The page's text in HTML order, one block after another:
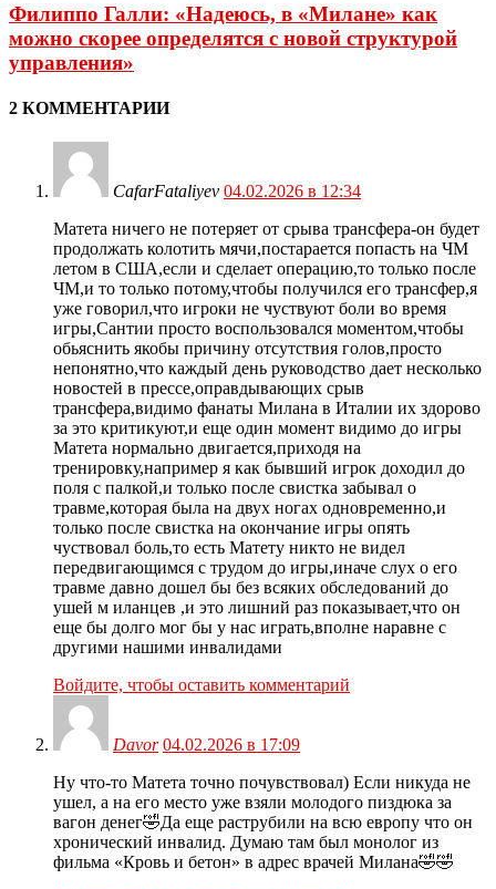
Филиппо Галли: «Надеюсь, в «Милане» как
можно скорее определятся с новой структурой
управления»
2 КОММЕНТАРИИ
CafarFataliyev 04.02.2026 в 12:34
Матета ничего не потеряет от срыва трансфера-он будет
продолжать колотить мячи,постарается попасть на ЧМ
летом в США,если и сделает операцию,то только после
ЧМ,и то только потому,чтобы получился его трансфер,я
уже говорил,что игроки не чуствуют боли во время
игры,Сантии просто воспользовался моментом,чтобы
обьяснить якобы причину отсутствия голов,просто
непонятно,что каждый день руководство дает несколько
новостей в прессе,оправдывающих срыв
трансфера,видимо фанаты Милана в Италии их здорово
за это критикуют,и еще один момент видимо до игры
Матета нормально двигается,приходя на
тренировку,например я как бывший игрок доходил до
поля с палкой,и только после свистка забывал о
травме,которая была на двух ногах одновременно,и
только после свистка на окончание игры опять
чуствовал боль,то есть Матету никто не видел
передвигающимся с трудом до игры,иначе слух о его
травме давно дошел бы без всяких обследований до
ушей м иланцев ,и это лишний раз показывает,что он
еще бы долго мог бы у нас играть,вполне наравне с
другими нашими инвалидами
Войдите, чтобы оставить комментарий
Davor 04.02.2026 в 17:09
Ну что-то Матета точно почувствовал) Если никуда не
ушел, а на его место уже взяли молодого пиздюка за
вагон денег🤣Да еще раструбили на всю европу что он
хронический инвалид. Думаю там был монолог из
фильма «Кровь и бетон» в адрес врачей Милана🤣🤣